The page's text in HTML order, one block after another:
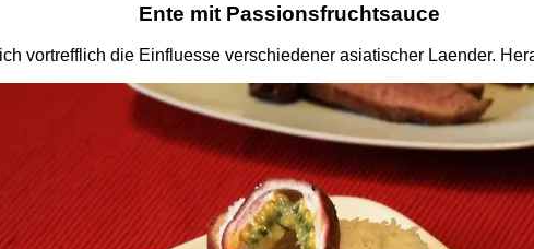
Ente mit Passionsfruchtsauce
vortrefflich die Einfluesse verschiedener asiatischer Laender.